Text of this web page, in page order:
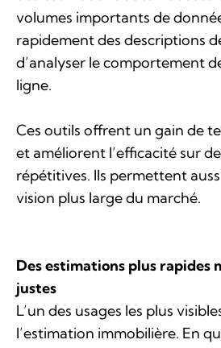
volumes importants de
rapidement des descriptions
d’analyser le comportement
ligne.
Ces outils offrent un gain de
et améliorent l’efficacité sur
répétitives. Ils permettent
vision plus large du marché.
Des estimations plus rapides
justes
L’un des usages les plus
l’estimation immobilière. En